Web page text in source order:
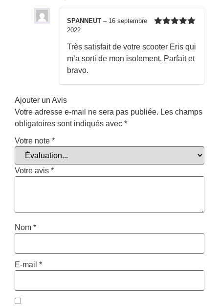
SPANNEUT – 16 septembre
2022
Très satisfait de votre scooter Eris qui
m’a sorti de mon isolement. Parfait et
bravo.
Ajouter un Avis
Votre adresse e-mail ne sera pas publiée. Les champs
obligatoires sont indiqués avec *
Votre note *
Votre avis *
Nom *
E-mail *